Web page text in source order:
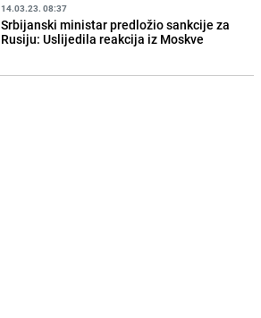
14.03.23. 08:37
Srbijanski ministar predložio sankcije za
Rusiju: Uslijedila reakcija iz Moskve